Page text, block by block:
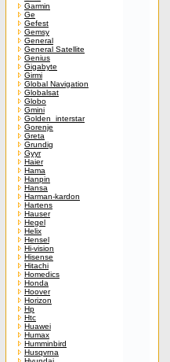
Garmin
Ge
Gefest
Gemsy
General
General Satellite
Genius
Gigabyte
Girmi
Global Navigation
Globalsat
Globo
Gmini
Golden_interstar
Gorenje
Greta
Grundig
Gyyr
Haier
Hama
Hanpin
Hansa
Harman-kardon
Hartens
Hauser
Hegel
Helix
Hensel
Hi-vision
Hisense
Hitachi
Homedics
Honda
Hoover
Horizon
Hp
Htc
Huawei
Humax
Humminbird
Husqvrna